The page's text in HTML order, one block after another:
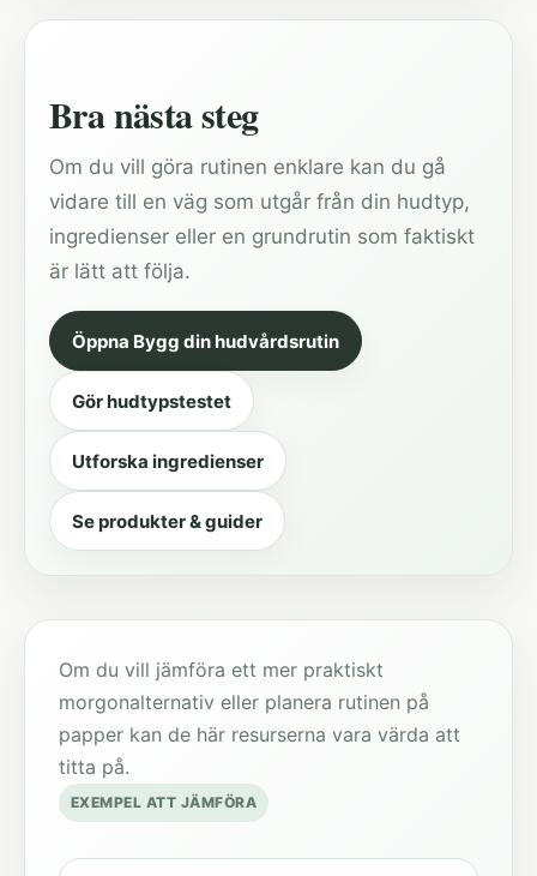
Bra nästa steg
Om du vill göra rutinen enklare kan du gå
vidare till en väg som utgår från din hudtyp,
ingredienser eller en grundrutin som faktiskt
är lätt att följa.
Öppna Bygg din hudvårdsrutin
Gör hudtypstestet
Utforska ingredienser
Se produkter & guider
Om du vill jämföra ett mer praktiskt
morgonalternativ eller planera rutinen på
papper kan de här resurserna vara värda att
titta på.
EXEMPEL ATT JÄMFÖRA